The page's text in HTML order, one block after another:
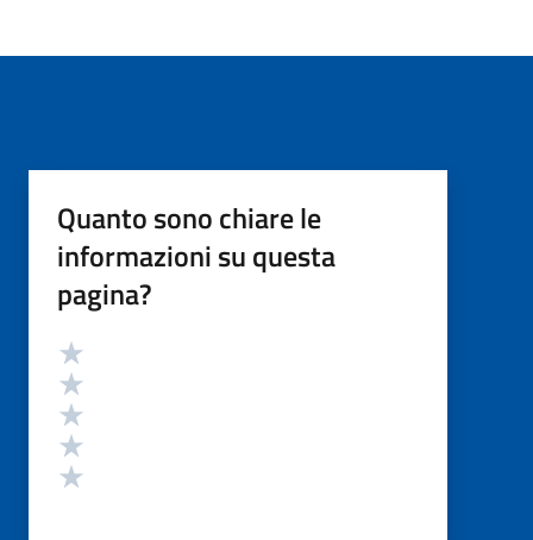
Quanto sono chiare le
informazioni su questa
pagina?
Valutazione